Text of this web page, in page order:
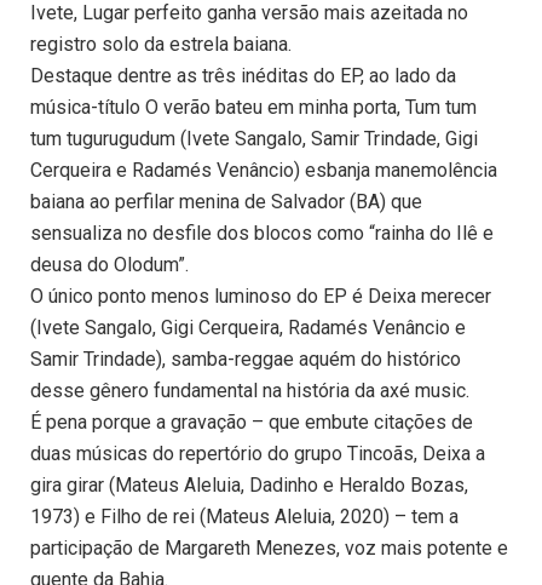
Ivete, Lugar perfeito ganha versão mais azeitada no
registro solo da estrela baiana.
Destaque dentre as três inéditas do EP, ao lado da
música-título O verão bateu em minha porta, Tum tum
tum tugurugudum (Ivete Sangalo, Samir Trindade, Gigi
Cerqueira e Radamés Venâncio) esbanja manemolência
baiana ao perfilar menina de Salvador (BA) que
sensualiza no desfile dos blocos como “rainha do Ilê e
deusa do Olodum”.
O único ponto menos luminoso do EP é Deixa merecer
(Ivete Sangalo, Gigi Cerqueira, Radamés Venâncio e
Samir Trindade), samba-reggae aquém do histórico
desse gênero fundamental na história da axé music.
É pena porque a gravação – que embute citações de
duas músicas do repertório do grupo Tincoãs, Deixa a
gira girar (Mateus Aleluia, Dadinho e Heraldo Bozas,
1973) e Filho de rei (Mateus Aleluia, 2020) – tem a
participação de Margareth Menezes, voz mais potente e
quente da Bahia.